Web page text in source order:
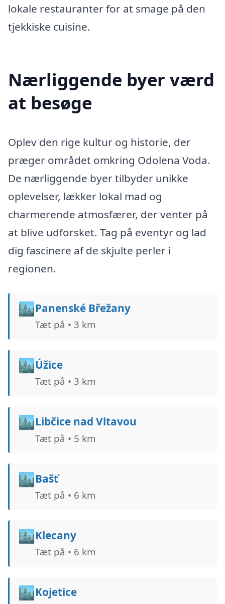
lokale restauranter for at smage på den
tjekkiske cuisine.
Nærliggende byer værd
at besøge
Oplev den rige kultur og historie, der
præger området omkring Odolena Voda.
De nærliggende byer tilbyder unikke
oplevelser, lækker lokal mad og
charmerende atmosfærer, der venter på
at blive udforsket. Tag på eventyr og lad
dig fascinere af de skjulte perler i
regionen.
🏙️Panenské Břežany
Tæt på • 3 km
🏙️Úžice
Tæt på • 3 km
🏙️Libčice nad Vltavou
Tæt på • 5 km
🏙️Bašť
Tæt på • 6 km
🏙️Klecany
Tæt på • 6 km
🏙️Kojetice